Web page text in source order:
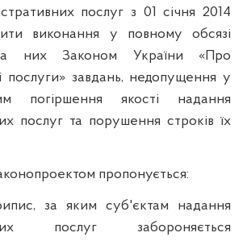
послуг з 01 січня 2014
виконання у повному обсязі
них Законом України «Про
послуги» завдань, недопущення у
погіршення якості надання
послуг та порушення строків їх
пропонується:
за яким суб'єктам надання
послуг забороняється